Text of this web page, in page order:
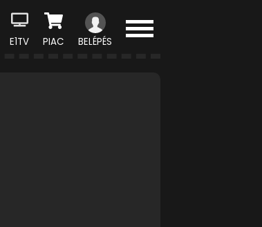
E1TV PIAC BELÉPÉS